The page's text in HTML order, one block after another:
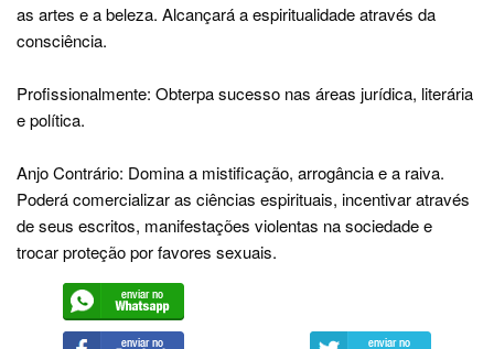
as artes e a beleza. Alcançará a espiritualidade através da
consciência.
Profissionalmente: Obterpa sucesso nas áreas jurídica, literária
e política.
Anjo Contrário: Domina a mistificação, arrogância e a raiva.
Poderá comercializar as ciências espirituais, incentivar através
de seus escritos, manifestações violentas na sociedade e
trocar proteção por favores sexuais.